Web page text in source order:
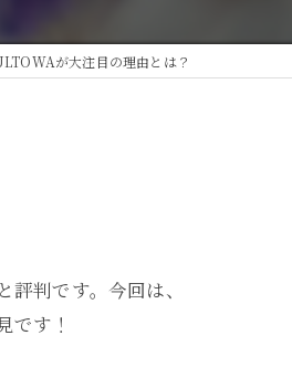
が大注目の理由とは？
判です。今回は、
す！